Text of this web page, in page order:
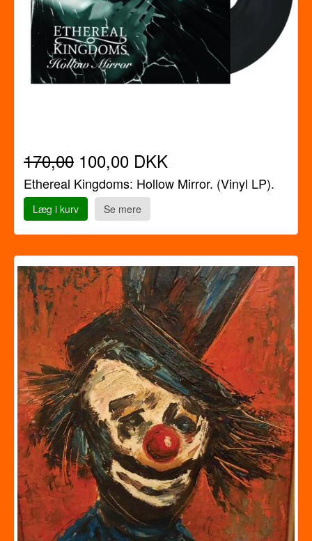
170,00 100,00 DKK
Ethereal Kingdoms: Hollow Mirror. (Vinyl LP).
Læg i kurv Se mere